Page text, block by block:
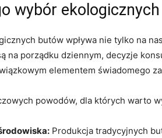
wybór
butów wpływa nie tylko na
na porządku dziennym, decyzje
elementem świadomego
powodów, dla których warto
Produkcja tradycyjnych